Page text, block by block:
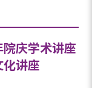
庆学术讲座
化讲座